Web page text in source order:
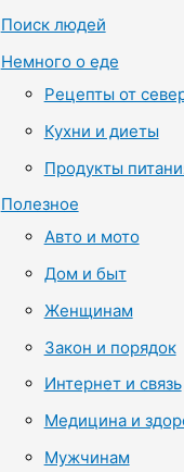
Поиск людей
Немного о еде
Рецепты от
Кухни и диеты
Продукты
Полезное
Авто и мото
Дом и быт
Женщинам
Закон и порядок
Интернет и связь
Медицина и
Мужчинам